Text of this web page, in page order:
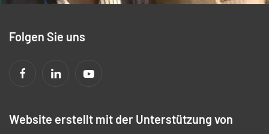
Folgen Sie uns
Website erstellt mit der Unterstützung von